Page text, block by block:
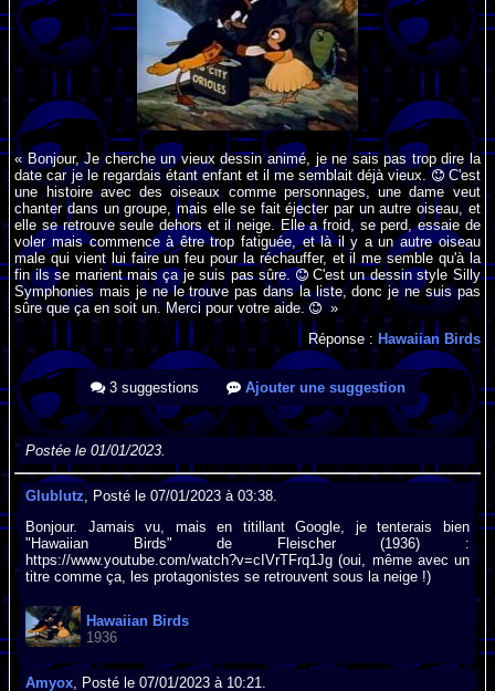
« Bonjour, Je cherche un vieux dessin animé, je ne sais pas trop dire la
date car je le regardais étant enfant et il me semblait déjà vieux.
C'est
une histoire avec des oiseaux comme personnages, une dame veut
chanter dans un groupe, mais elle se fait éjecter par un autre oiseau, et
elle se retrouve seule dehors et il neige. Elle a froid, se perd, essaie de
voler mais commence à être trop fatiguée, et là il y a un autre oiseau
male qui vient lui faire un feu pour la réchauffer, et il me semble qu'à la
fin ils se marient mais ça je suis pas sûre.
C'est un dessin style Silly
Symphonies mais je ne le trouve pas dans la liste, donc je ne suis pas
sûre que ça en soit un. Merci pour votre aide.
»
Réponse : Hawaiian Birds
3 suggestions Ajouter une suggestion
Postée le 01/01/2023.
Glublutz , Posté le 07/01/2023 à 03:38.
Bonjour. Jamais vu, mais en titillant Google, je tenterais bien
"Hawaiian Birds" de Fleischer (1936) :
https://www.youtube.com/watch?v=cIVrTFrq1Jg (oui, même avec un
titre comme ça, les protagonistes se retrouvent sous la neige !)
Hawaiian Birds
1936
Amyox, Posté le 07/01/2023 à 10:21.